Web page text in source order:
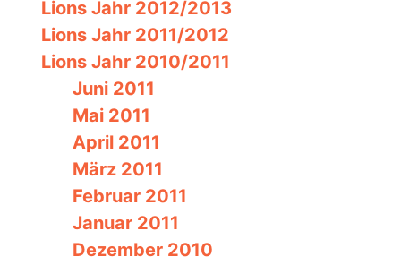
Lions Jahr 2012/2013
Lions Jahr 2011/2012
Lions Jahr 2010/2011
Juni 2011
Mai 2011
April 2011
März 2011
Februar 2011
Januar 2011
Dezember 2010